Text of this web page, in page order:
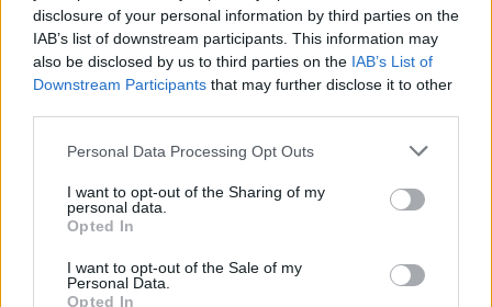
disclosure of your personal information by third parties on the
IAB’s list of downstream participants. This information may
also be disclosed by us to third parties on the IAB’s List of
Downstream Participants that may further disclose it to other
Personal Data Processing Opt Outs
I want to opt-out of the Sharing of my
personal data.
Opted In
I want to opt-out of the Sale of my
Personal Data.
Opted In
22:14
Ξεκινούν τα δοκιμαστικά δρομολόγια της επέκτασης του
Μετρό Θεσσαλονίκης
Τζόκερ: Αυτοί είναι οι τυχεροί αριθμοί που κερδίζουν